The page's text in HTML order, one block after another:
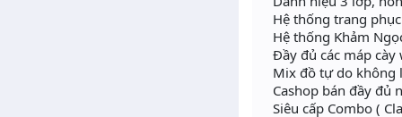
Hệ thống trang
Hệ thống Khảm
Đầy đủ các máp cày
Mix đồ tự do không
Cashop bán đầy đủ
Siêu cấp Combo (